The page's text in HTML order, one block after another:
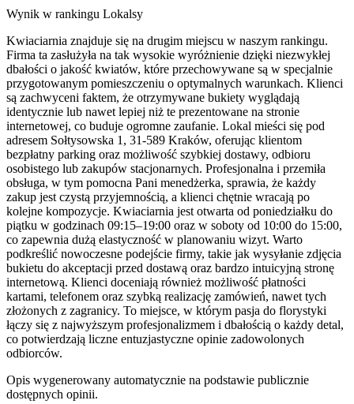
Wynik w rankingu Lokalsy
Kwiaciarnia znajduje się na drugim miejscu w naszym rankingu.
Firma ta zasłużyła na tak wysokie wyróżnienie dzięki niezwykłej
dbałości o jakość kwiatów, które przechowywane są w specjalnie
przygotowanym pomieszczeniu o optymalnych warunkach. Klienci
są zachwyceni faktem, że otrzymywane bukiety wyglądają
identycznie lub nawet lepiej niż te prezentowane na stronie
internetowej, co buduje ogromne zaufanie. Lokal mieści się pod
adresem Sołtysowska 1, 31-589 Kraków, oferując klientom
bezpłatny parking oraz możliwość szybkiej dostawy, odbioru
osobistego lub zakupów stacjonarnych. Profesjonalna i przemiła
obsługa, w tym pomocna Pani menedżerka, sprawia, że każdy
zakup jest czystą przyjemnością, a klienci chętnie wracają po
kolejne kompozycje. Kwiaciarnia jest otwarta od poniedziałku do
piątku w godzinach 09:15–19:00 oraz w soboty od 10:00 do 15:00,
co zapewnia dużą elastyczność w planowaniu wizyt. Warto
podkreślić nowoczesne podejście firmy, takie jak wysyłanie zdjęcia
bukietu do akceptacji przed dostawą oraz bardzo intuicyjną stronę
internetową. Klienci doceniają również możliwość płatności
kartami, telefonem oraz szybką realizację zamówień, nawet tych
złożonych z zagranicy. To miejsce, w którym pasja do florystyki
łączy się z najwyższym profesjonalizmem i dbałością o każdy detal,
co potwierdzają liczne entuzjastyczne opinie zadowolonych
odbiorców.
Opis wygenerowany automatycznie na podstawie publicznie
dostępnych opinii.